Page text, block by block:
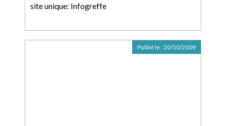
site unique: Infogreffe
Publié le :20/10/2009